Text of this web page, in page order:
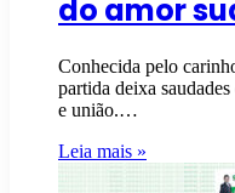
do amor
Conhecida pelo
partida deixa
e união.…
Leia mais »